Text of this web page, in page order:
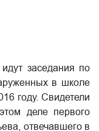
заседания по
в школе
году. Свидетели
деле первого
отвечавшего в